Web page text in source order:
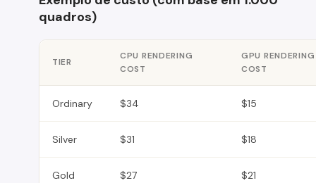
quadros)
TIER
CPU RENDERING
COST
GPU RENDERING
COST
Ordinary $34 $15
Silver $31 $18
Gold $27 $21